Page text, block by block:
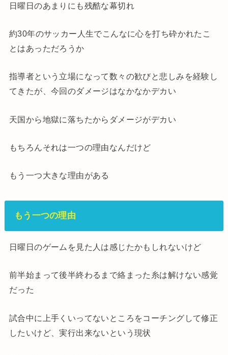
日曜日のあまりにも残酷な幕切れ
約30年のサッカー人生でこんなに心を打ち砕かれたこ
とはあっただろうか
指導者という立場になって数々の歓びと悲しみを経験し
てきたが、今回のダメージはなかなかデカい
天国から地獄に落ちたからダメージがデカい
もちろんそれは一つの理由なんだけど
もう一つ大きな理由がある
もう一つの理由
日曜日のゲームを見た人は感じたかもしれないけど
前半始まって後半終わるまで絡まった糸は解けない感覚
だった
試合中に上手くいってないところをコーチングして修正
したいけど、実行出来ないという現状